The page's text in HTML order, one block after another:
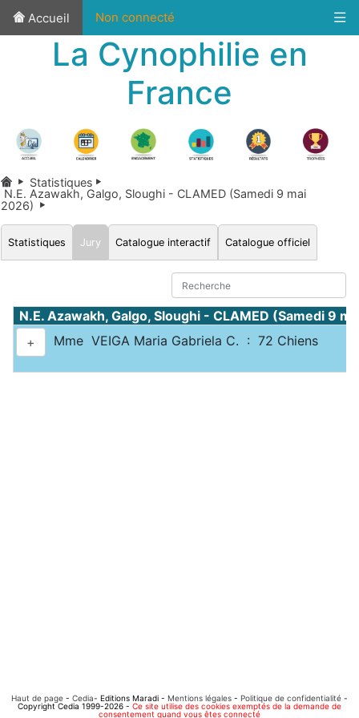
Accueil Non connecté
La Cynophilie en
France
Statistiques
N.E. Azawakh, Galgo, Sloughi - CLAMED (Samedi 9 mai
2026)
Statistiques Jury Catalogue interactif Catalogue officiel
N.E. Azawakh, Galgo, Sloughi - CLAMED (Samedi 9
+
Mme VEIGA Maria Gabriela C. : 72 Chiens
Haut de page - Cedia- Editions Maradi - Mentions légales - Politique de confidentialité -
Copyright Cedia 1999-2026 - Ce site utilise des cookies exemptés de la demande de
consentement quand vous êtes connecté